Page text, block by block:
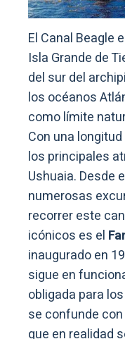
El Canal Beagle
Isla Grande de
del sur del
los océanos
como límite
Con una
los principales
Ushuaia. Desde
numerosas
recorrer este
icónicos es el
inaugurado en
sigue en
obligada para
se confunde con
que en realidad